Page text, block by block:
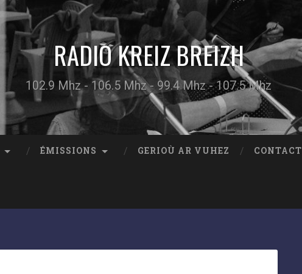
RADIO KREIZ BREIZH
102.9 Mhz - 106.5 Mhz - 99.4 Mhz - 107.5 Mhz
ÉMISSIONS GERIOÙ AR VUHEZ CONTACT